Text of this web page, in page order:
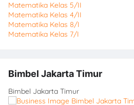
Matematika Kelas 5/II
Matematika Kelas 4/II
Matematika Kelas 8/I
Matematika Kelas 7/I
Bimbel Jakarta Timur
Bimbel Jakarta Timur